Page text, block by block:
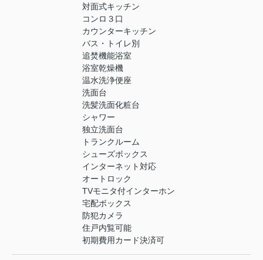
対面式キッチン
コンロ３口
カウンターキッチン
バス・トイレ別
追焚機能浴室
浴室乾燥機
温水洗浄便座
洗面台
洗髪洗面化粧台
シャワー
独立洗面台
トランクルーム
シューズボックス
インターネット対応
オートロック
TVモニタ付インターホン
宅配ボックス
防犯カメラ
住戸内覧可能
初期費用カード決済可